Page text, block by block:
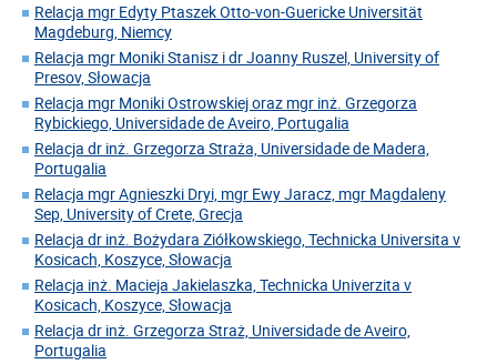
Relacja mgr Edyty Ptaszek Otto-von-Guericke Universität
Magdeburg, Niemcy
Relacja mgr Moniki Stanisz i dr Joanny Ruszel, University of
Presov, Słowacja
Relacja mgr Moniki Ostrowskiej oraz mgr inż. Grzegorza
Rybickiego, Universidade de Aveiro, Portugalia
Relacja dr inż. Grzegorza Straża, Universidade de Madera,
Portugalia
Relacja mgr Agnieszki Dryi, mgr Ewy Jaracz, mgr Magdaleny
Sep, University of Crete, Grecja
Relacja dr inż. Bożydara Ziółkowskiego, Technicka Universita v
Kosicach, Koszyce, Słowacja
Relacja inż. Macieja Jakielaszka, Technicka Univerzita v
Kosicach, Koszyce, Słowacja
Relacja dr inż. Grzegorza Straż, Universidade de Aveiro,
Portugalia